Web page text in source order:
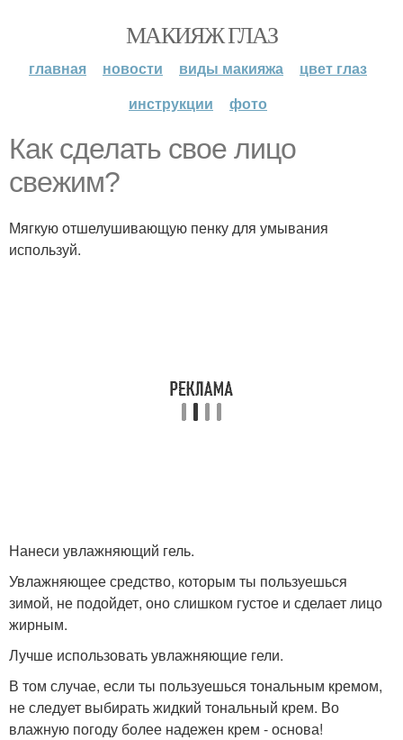
МАКИЯЖ ГЛАЗ
главная новости виды макияжа
цвет глаз
инструкции
фото
Как сделать свое лицо
свежим?
Мягкую отшелушивающую пенку для умывания
используй.
Нанеси увлажняющий гель.
Увлажняющее средство, которым ты пользуешься
зимой, не подойдет, оно слишком густое и сделает лицо
жирным.
Лучше использовать увлажняющие гели.
В том случае, если ты пользуешься тональным кремом,
не следует выбирать жидкий тональный крем. Во
влажную погоду более надежен крем - основа!